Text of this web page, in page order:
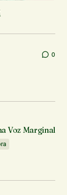
0
Voz Marginal